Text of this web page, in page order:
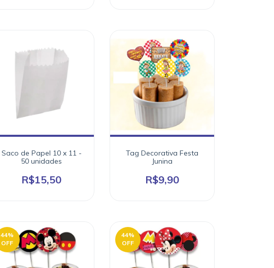
Saco de Papel 10 x 11 -
50 unidades
R$15,50
Tag Decorativa Festa
Junina
R$9,90
44%
OFF
44%
OFF